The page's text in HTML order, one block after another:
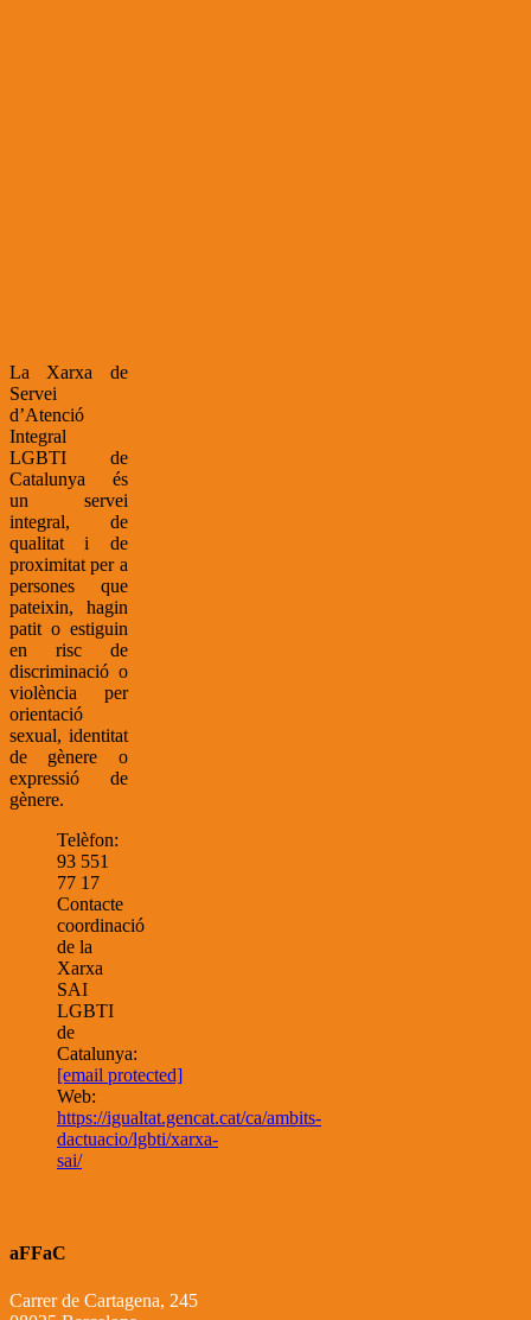
La Xarxa de
Servei
d’Atenció
Integral
LGBTI de
Catalunya és
un servei
integral, de
qualitat i de
proximitat per a
persones que
pateixin, hagin
patit o estiguin
en risc de
discriminació o
violència per
orientació
sexual, identitat
de gènere o
expressió de
gènere.
Telèfon:
93 551
77 17
Contacte
coordinació
de la
Xarxa
SAI
LGBTI
de
Catalunya:
[email protected]
Web:
https://igualtat.gencat.cat/ca/ambits-
dactuacio/lgbti/xarxa-
sai/
aFFaC
Carrer de Cartagena, 245